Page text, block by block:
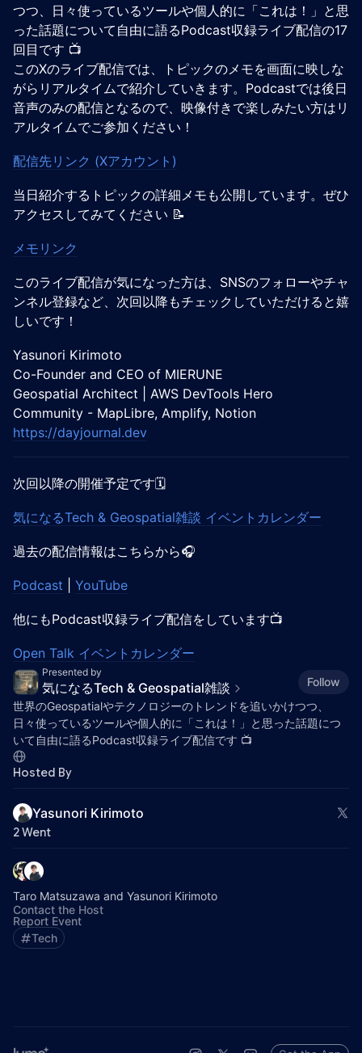
つつ、日々使っているツールや個人的に「これは！」と思
った話題について自由に語るPodcast収録ライブ配信の17
回目です 📺️
このXのライブ配信では、トピックのメモを画面に映しな
がらリアルタイムで紹介していきます。Podcastでは後日
音声のみの配信となるので、映像付きで楽しみたい方はリ
アルタイムでご参加ください！
配信先リンク (Xアカウント)
当日紹介するトピックの詳細メモも公開しています。ぜひ
アクセスしてみてください 📝
メモリンク
このライブ配信が気になった方は、SNSのフォローやチャ
ンネル登録など、次回以降もチェックしていただけると嬉
しいです！
Yasunori Kirimoto
Co-Founder and CEO of MIERUNE
Geospatial Architect | AWS DevTools Hero
Community - MapLibre, Amplify, Notion
https://dayjournal.dev
次回以降の開催予定です🗓️
気になるTech & Geospatial雑談 イベントカレンダー
過去の配信情報はこちらから🎧️
Podcast YouTube
他にもPodcast収録ライブ配信をしています📺️
Open Talk イベントカレンダー
Presented by
気になるTech & Geospatial雑談
Follow
世界のGeospatialやテクノロジーのトレンドを追いかけつつ、
日々使っているツールや個人的に「これは！」と思った話題につ
いて自由に語るPodcast収録ライブ配信です 📺️
Hosted By
Yasunori Kirimoto
2 Went
Taro Matsuzawa and Yasunori Kirimoto
Contact the Host
Report Event
Tech